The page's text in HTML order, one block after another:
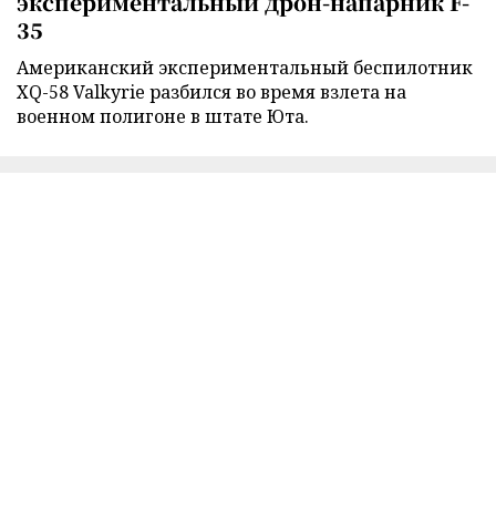
35
Американский экспериментальный беспилотник
XQ-58 Valkyrie разбился во время взлета на
военном полигоне в штате Юта.